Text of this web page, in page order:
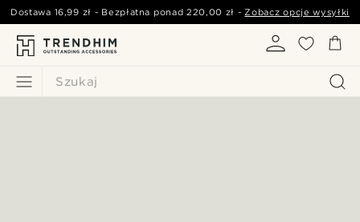
Szukaj
Dostawa 16,99 zł - Bezpłatna ponad220,00 zł -Zobacz opcje wysyłki